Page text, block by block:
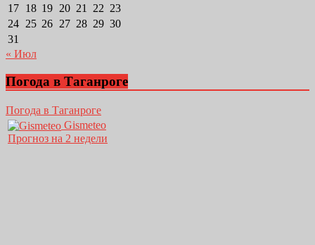
17 18 19 20 21 22 23
24 25 26 27 28 29 30
31
« Июл
Погода в Таганроге
Погода в Таганроге
Gismeteo
Прогноз на 2 недели